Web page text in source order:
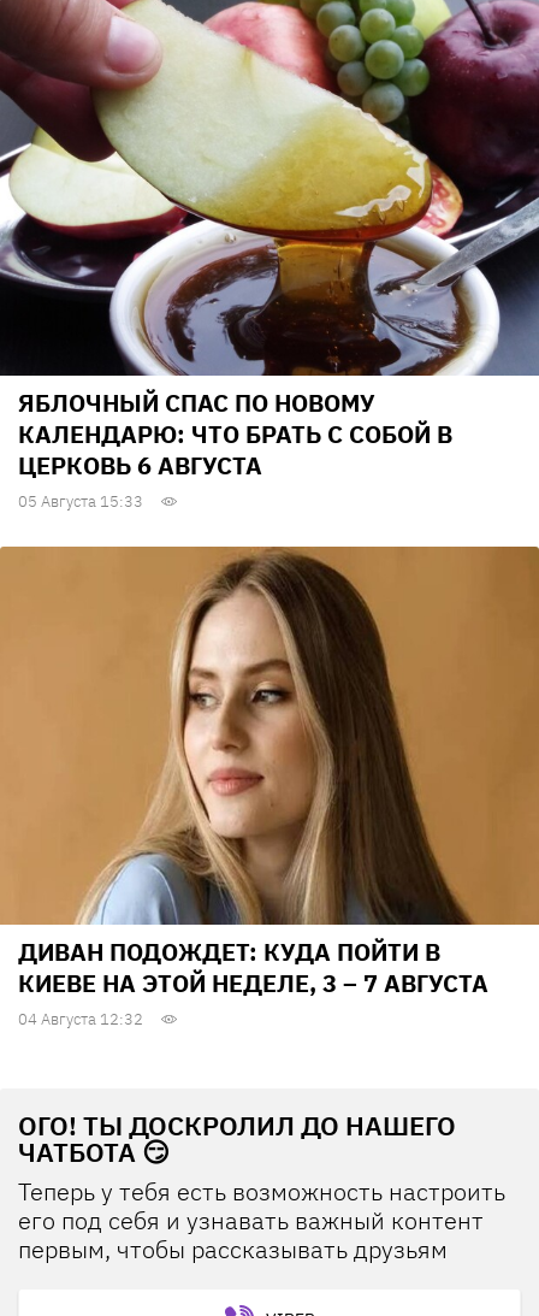
ЯБЛОЧНЫЙ СПАС ПО НОВОМУ
КАЛЕНДАРЮ: ЧТО БРАТЬ С СОБОЙ В
ЦЕРКОВЬ 6 АВГУСТА
05 Августа 15:33
ДИВАН ПОДОЖДЕТ: КУДА ПОЙТИ В
КИЕВЕ НА ЭТОЙ НЕДЕЛЕ, 3 – 7 АВГУСТА
04 Августа 12:32
ОГО! ТЫ ДОСКРОЛИЛ ДО НАШЕГО
ЧАТБОТА 😏
Теперь у тебя есть возможность настроить
его под себя и узнавать важный контент
первым, чтобы рассказывать друзьям